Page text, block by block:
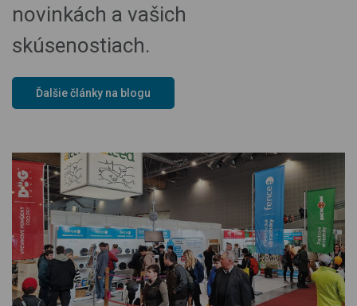
novinkách a vašich
skúsenostiach.
Ďalšie články na blogu